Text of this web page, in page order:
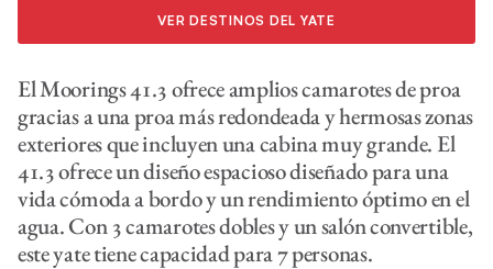
VER DESTINOS DEL YATE
El Moorings 41.3 ofrece amplios camarotes de proa
gracias a una proa más redondeada y hermosas zonas
exteriores que incluyen una cabina muy grande. El
41.3 ofrece un diseño espacioso diseñado para una
vida cómoda a bordo y un rendimiento óptimo en el
agua. Con 3 camarotes dobles y un salón convertible,
este yate tiene capacidad para 7 personas.